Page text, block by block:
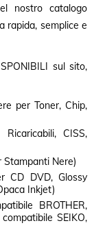
nostro catalogo
rapida, semplice e
sul sito,
per Toner, Chip,
CISS,
Nere)
CD DVD, Glossy
Inkjet)
BROTHER,
SEIKO,